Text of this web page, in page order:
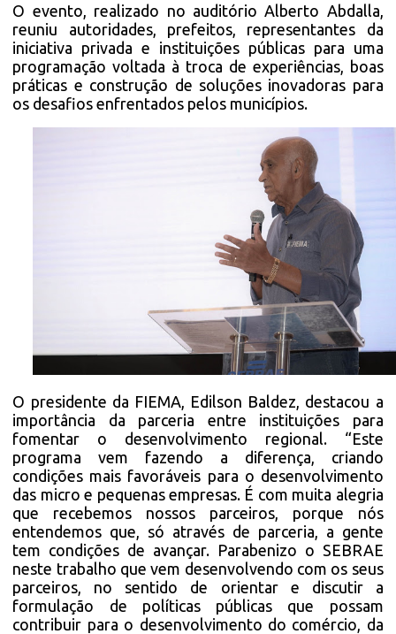
O evento, realizado no auditório Alberto Abdalla,
reuniu autoridades, prefeitos, representantes da
iniciativa privada e instituições públicas para uma
programação voltada à troca de experiências, boas
práticas e construção de soluções inovadoras para
os desafios enfrentados pelos municípios.
O presidente da FIEMA, Edilson Baldez, destacou a
importância da parceria entre instituições para
fomentar o desenvolvimento regional. “Este
programa vem fazendo a diferença, criando
condições mais favoráveis para o desenvolvimento
das micro e pequenas empresas. É com muita alegria
que recebemos nossos parceiros, porque nós
entendemos que, só através de parceria, a gente
tem condições de avançar. Parabenizo o SEBRAE
neste trabalho que vem desenvolvendo com os seus
parceiros, no sentido de orientar e discutir a
formulação de políticas públicas que possam
contribuir para o desenvolvimento do comércio, da